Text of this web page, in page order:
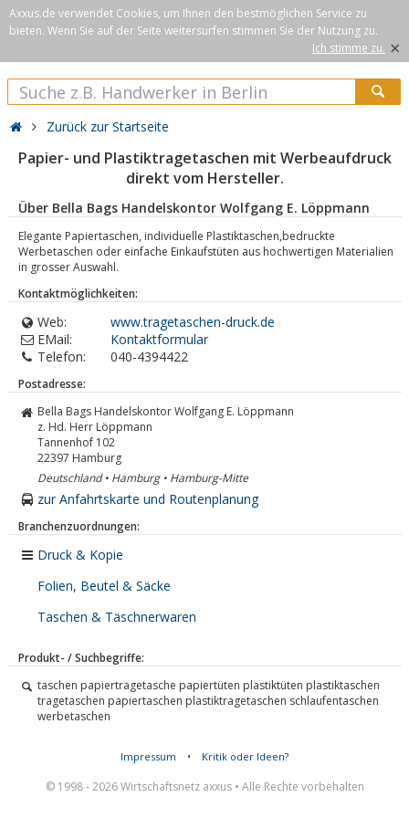
Axxus.de verwendet Cookies, um Ihnen den bestmöglichen Service zu
bieten. Wenn Sie auf der Seite weitersurfen stimmen Sie der Nutzung zu.
Ich stimme zu. ×
Zurück zur Startseite
Papier- und Plastiktragetaschen mit Werbeaufdruck
direkt vom Hersteller.
Über Bella Bags Handelskontor Wolfgang E. Löppmann
Elegante Papiertaschen, individuelle Plastiktaschen,bedruckte
Werbetaschen oder einfache Einkaufstüten aus hochwertigen Materialien
in grosser Auswahl.
Kontaktmöglichkeiten:
Web:
www.tragetaschen-druck.de
EMail:
Kontaktformular
Telefon:
040-4394422
Postadresse:
Bella Bags Handelskontor Wolfgang E. Löppmann
z. Hd. Herr Löppmann
Tannenhof 102
22397 Hamburg
Deutschland • Hamburg • Hamburg-Mitte
zur Anfahrtskarte und Routenplanung
Branchenzuordnungen:
Druck & Kopie
Folien, Beutel & Säcke
Taschen & Täschnerwaren
Produkt- / Suchbegriffe:
taschen papiertragetasche papiertüten plastiktüten plastiktaschen
tragetaschen papiertaschen plastiktragetaschen schlaufentaschen
werbetaschen
Impressum • Kritik oder Ideen?
© 1998 - 2026 Wirtschaftsnetz axxus • Alle Rechte vorbehalten